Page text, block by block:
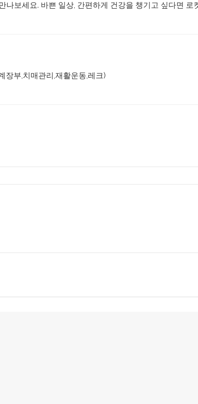
나보세요. 바쁜 일상, 간편하게 건강을 챙기고 싶다면 로
장부,치매관리,재활운동,레크)